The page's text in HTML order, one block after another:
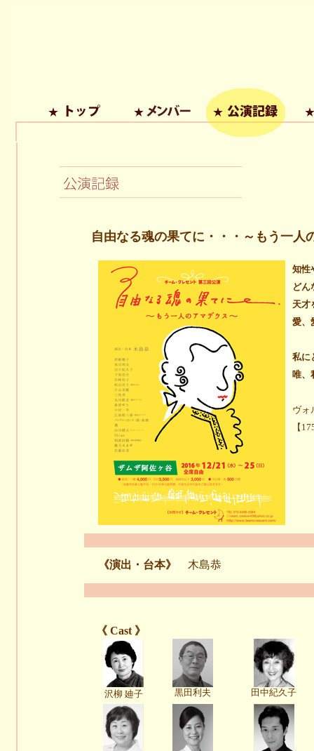
自由なる魂の果てに・・・～もう一人
知性
どん
天才
愛、
私に
唯、
ヴォ
【
《演出・台本》 木島恭
《 Cast 》
沢柳 廸子 黒田利夫 田中紀久子